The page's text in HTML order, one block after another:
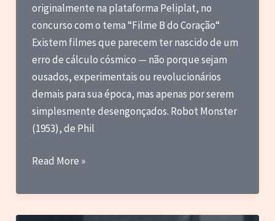
originalmente na plataforma Peliplat, no
concurso com o tema “Filme B do Coração“
Existem filmes que parecem ter nascido de um
erro de cálculo cósmico — não porque sejam
ousados, experimentais ou revolucionários
demais para sua época, mas apenas por serem
simplesmente desengonçados. Robot Monster
(1953), de Phil
Robot
um
desastre
Read More »